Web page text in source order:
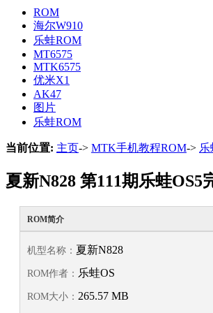
ROM
海尔W910
乐蛙ROM
MT6575
MTK6575
优米X1
AK47
图片
乐蛙ROM
当前位置: 主页-> MTK手机教程ROM->
夏新N828 第111期乐蛙
ROM简介
机型名称： 夏新N828
ROM作者： 乐蛙OS
ROM大小： 265.57 MB